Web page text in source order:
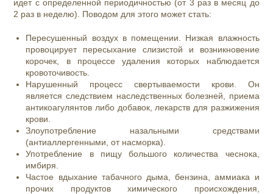
идет с определенной периодичностью (от 3 раз в месяц до
2 раз в неделю). Поводом для этого может стать:
Пересушенный воздух в помещении. Низкая влажность
провоцирует пересыхание слизистой и возникновение
корочек, в процессе удаления которых наблюдается
кровоточивость.
Нарушенный процесс свертываемости крови. Он
является следствием наследственных болезней, приема
антикоагулянтов либо добавок, лекарств для разжижения
крови.
Злоупотребление назальными средствами
(антиаллергенными, от насморка).
Употребление в пищу большого количества чеснока,
имбиря.
Частое вдыхание табачного дыма, бензина, аммиака и
прочих продуктов химического происхождения,